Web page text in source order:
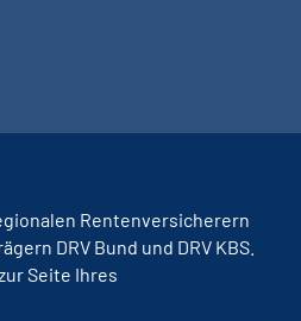
Rentenversicherern
DRV Bund und DRV KBS.
Seite Ihres